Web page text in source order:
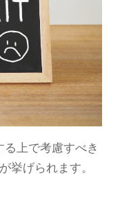
上で考慮すべき
挙げられます。